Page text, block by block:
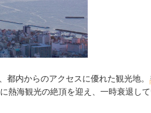
都内からのアクセスに優れた観光地。
熱海観光の絶頂を迎え、一時衰退し